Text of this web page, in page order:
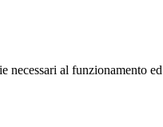
necessari al funzionamento